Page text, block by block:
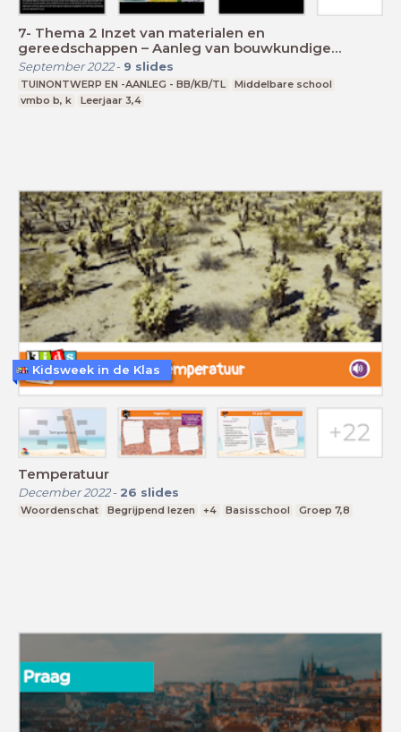
7- Thema 2 Inzet van materialen en
gereedschappen – Aanleg van bouwkundige
elementen
September 2022- 9 slides
TUINONTWERP EN -AANLEG - BB/KB/TL
Middelbare school
vmbo b, k
Leerjaar 3,4
Temperatuur
December 2022- 26 slides
Woordenschat Begrijpend lezen +4 Basisschool Groep 7,8
Kidsweek in de Klas